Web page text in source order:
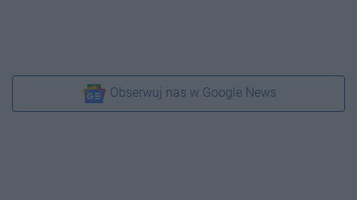
Obserwuj nas w Google News